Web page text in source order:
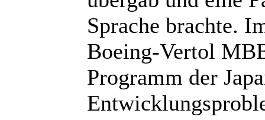
Sprache brachte.
Boeing-Vertol
Programm der